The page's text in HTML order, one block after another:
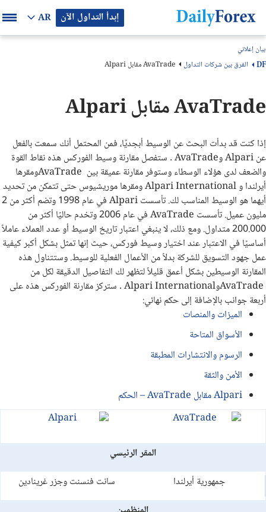
إبدأ التداول الآن AR
DF الفرق بين شركات التداول AvaTrade مقابل Alpari
بيان إعلاني
AvaTrade مقابل Alpari
إذا كنت قد بدأت البحث عن الوسيط أبجديًا، فمن المحتمل أنك سمعت بالفعل
عنAlpariوAvaTrade. ستفصل مقارنة وسيط الفوركس هذه نقاط القوة
والضعف لدى هؤلاء الوسطاء وستوفر مقارنة عميقة بين AvaTradeومقرها
أيرلندا وAlpari Internationalومقرها موريشيوس حتى تتمكن من تحديد
أيهما هو الوسيط المناسب لك. تأسستAlpari
في عام 1998 وتضم أكثر من 2
مليون عميل. تأسست AvaTrade
في عام 2006 وتخدم حاليًا أكثر من
200.000 متداول. ومع ذلك، لا ينبغي اعتبار تاريخ الوسيط أو عدد العملاء عاملاً
أساسيًا في الاعتبار عند اختيار وسيط فوركس، حيث إنها تمثل بشكل أكبر كيفية
عمل جهود التسويق للشركة بدلاً من الأعمال الفعلية للوسيط. وستتناول هذه
المقارنة الوسيطين بشكل أعمق قليلاً لتظهر لك التفاصيل الدقيقة لكل من
AvaTradeوAlpari International. ستركز مقارنة الفوركس هذه على
أربعة جوانب بالإضافة إلى حكم نهائي:
الميزات والمنصات
الأسواق المتاحة
الرسوم والانتشارات المطبقة
الأمن والثقة
Alpari مقابل AvaTrade – الحكم
المقر الرئيسي
جمهورية أيرلندا
سانت فنسنت وجزر غرينادين